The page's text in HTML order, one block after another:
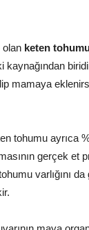
olan keten
kaynağından
mamaya
tohumu ayrıca
gerçek et
varlığını